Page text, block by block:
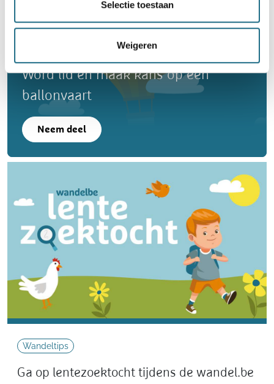
Selectie toestaan
Weigeren
Word lid en maak kans op een
ballonvaart
Neem deel
Wandeltips
Ga op lentezoektocht tijdens de wandel.be